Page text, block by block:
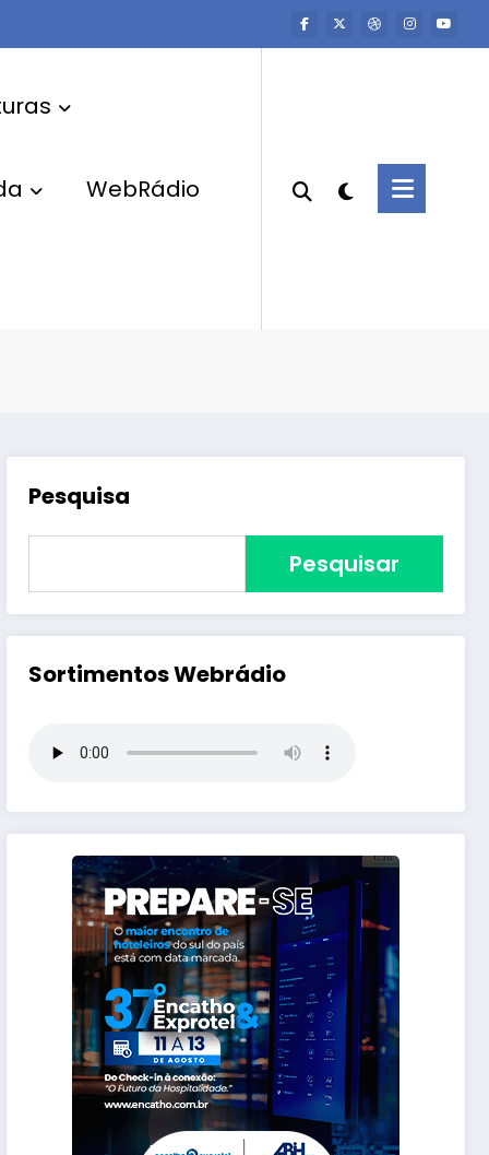
WebRádio
Pesquisa
Pesquisar
Sortimentos Webrádio